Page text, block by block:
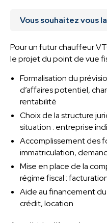
Vous souhaitez vous
Pour un futur chauffeur
le projet du point de vue
Formalisation du
d’affaires potentiel,
rentabilité
Choix de la structure
situation : entreprise
Accomplissement des
immatriculation,
Mise en place de la
régime fiscal :
Aide au financement
crédit, location